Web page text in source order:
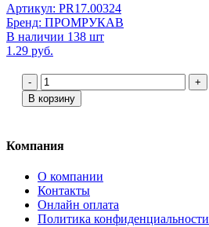
Артикул: PR17.00324
Бренд: ПРОМРУКАВ
В наличии 138 шт
1.29 руб.
-
+
В корзину
Компания
О компании
Контакты
Онлайн оплата
Политика конфиденциальности